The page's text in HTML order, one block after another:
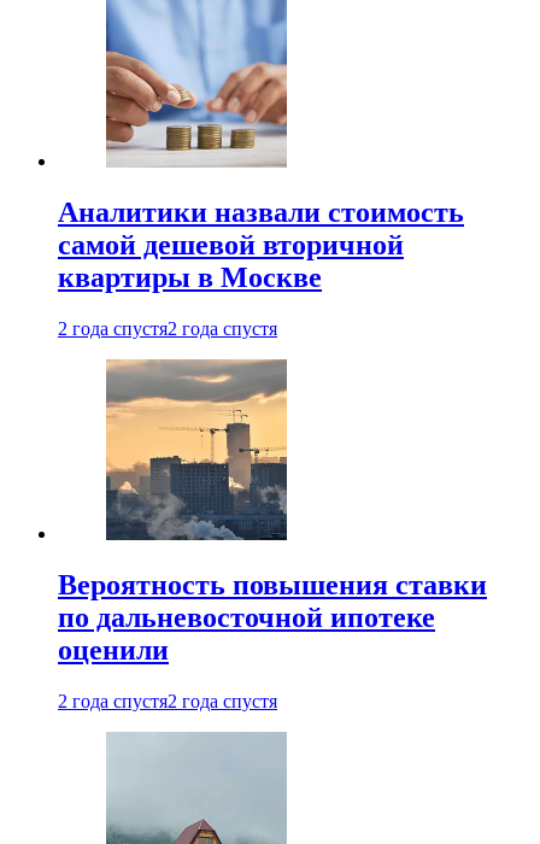
Аналитики назвали стоимость
самой дешевой вторичной
квартиры в Москве
2 года спустя2 года спустя
Вероятность повышения ставки
по дальневосточной ипотеке
оценили
2 года спустя2 года спустя